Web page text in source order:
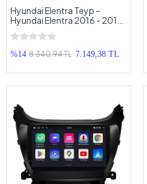
Hyundai Elentra Teyp –
Hyundai Elentra 2016 - 2018
Oem Android Multimedya –
Hyundai Elentra Android
Double Teyp
%14 8.340,94 TL 7.149,38 TL